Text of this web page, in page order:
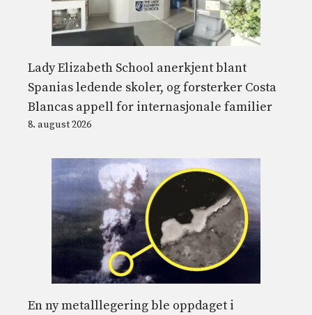
Lady Elizabeth School anerkjent blant
Spanias ledende skoler, og forsterker Costa
Blancas appell for internasjonale familier
8. august 2026
En ny metalllegering ble oppdaget i